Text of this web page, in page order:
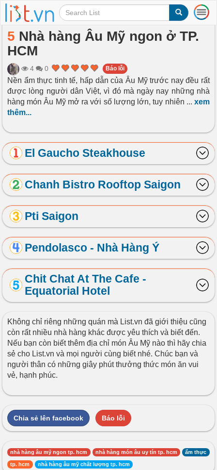
T
o
g
i
g
i
o
n
5 Nhà hàng Âu Mỹ ngon ở TP.
HCM
4 0 Báo lỗi
Nền ẩm thực tinh tế, hấp dẫn của Âu Mỹ trước nay đều rất
được lòng người dân Việt, vì đó mà ngày nay những nhà
hàng món Âu Mỹ mở ra với số lượng lớn, tuy nhiên ...xem
thêm...
El Gaucho Steakhouse
Chanh Bistro Rooftop Saigon
Pti Saigon
Pendolasco - Nhà Hàng Ý
Chit Chat At The Cafe -
Equatorial Hotel
Không chỉ riêng những quán mà List.vn đã giới thiệu cũng
còn rất nhiều nhà hàng khác được yêu thích và biết đến.
Nếu bạn còn biết thêm địa chỉ món Âu Mỹ nào thì hãy chia
sẻ cho List.vn và mọi người cùng biết nhé. Chúc bạn và
người thân có những giây phút thưởng thức món ăn vui
vẻ, hạnh phúc.
Chia sẻ lên facebook Báo lỗi
nhà hàng âu mỹ ngon tp. hcm nhà hàng món âu uy tín tp. hcm ẩm thực
tp. hcm nhà hàng âu mỹ chất lượng tp. hcm